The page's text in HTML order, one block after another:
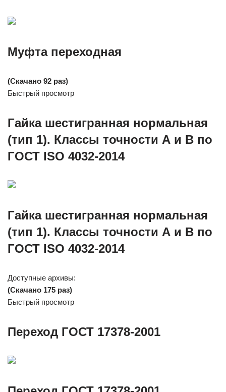
Муфта переходная
(Скачано 92 раз)
Быстрый просмотр
Гайка шестигранная нормальная
(тип 1). Классы точности А и В по
ГОСТ ISO 4032-2014
Гайка шестигранная нормальная
(тип 1). Классы точности А и В по
ГОСТ ISO 4032-2014
Доступные архивы:
(Скачано 175 раз)
Быстрый просмотр
Переход ГОСТ 17378-2001